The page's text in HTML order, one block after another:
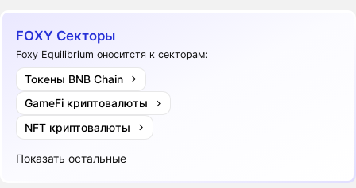
FOXY Секторы
Foxy Equilibrium оноситстя к секторам:
Токены BNB Chain
GameFi криптовалюты
NFT криптовалюты
Показать остальные